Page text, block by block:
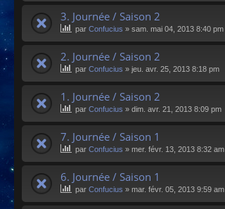
3. Journée / Saison 2
par Confucius » sam. mai 04, 2013 8:40 pm
2. Journée / Saison 2
par Confucius » jeu. avr. 25, 2013 8:18 pm
1. Journée / Saison 2
par Confucius » dim. avr. 21, 2013 8:09 pm
7. Journée / Saison 1
par Confucius » mer. févr. 13, 2013 8:32 am
6. Journée / Saison 1
par Confucius » mar. févr. 05, 2013 9:59 am